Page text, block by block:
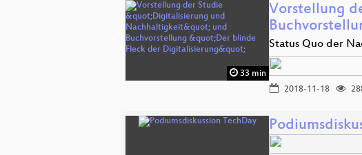
33 min
Vorstellung
Status Quo der
2018-11-18